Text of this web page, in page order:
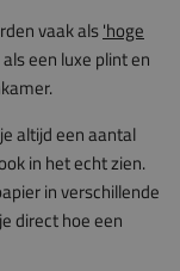
vaak als'hoge
een luxe plint en
altijd een aantal
in het echt zien.
in verschillende
direct hoe een